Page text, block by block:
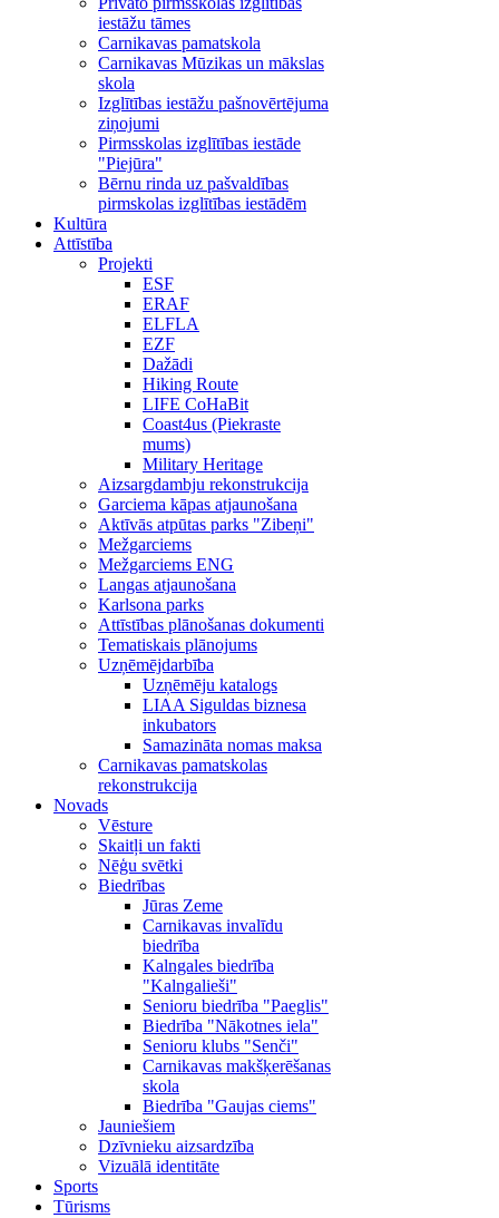
iestāžu tāmes
Carnikavas pamatskola
Carnikavas Mūzikas un mākslas
skola
Izglītības iestāžu pašnovērtējuma
ziņojumi
Pirmsskolas izglītības iestāde
"Piejūra"
Bērnu rinda uz pašvaldības
pirmskolas izglītības iestādēm
Kultūra
Attīstība
Projekti
ESF
ERAF
ELFLA
EZF
Dažādi
Hiking Route
LIFE CoHaBit
Coast4us (Piekraste
mums)
Military Heritage
Aizsargdambju rekonstrukcija
Garciema kāpas atjaunošana
Aktīvās atpūtas parks "Zibeņi"
Mežgarciems
Mežgarciems ENG
Langas atjaunošana
Karlsona parks
Attīstības plānošanas dokumenti
Tematiskais plānojums
Uzņēmējdarbība
Uzņēmēju katalogs
LIAA Siguldas biznesa
inkubators
Samazināta nomas maksa
Carnikavas pamatskolas
rekonstrukcija
Novads
Vēsture
Skaitļi un fakti
Nēģu svētki
Biedrības
Jūras Zeme
Carnikavas invalīdu
biedrība
Kalngales biedrība
"Kalngalieši"
Senioru biedrība "Paeglis"
Biedrība "Nākotnes iela"
Senioru klubs "Senči"
Carnikavas makšķerēšanas
skola
Biedrība "Gaujas ciems"
Jauniešiem
Dzīvnieku aizsardzība
Vizuālā identitāte
Sports
Tūrisms